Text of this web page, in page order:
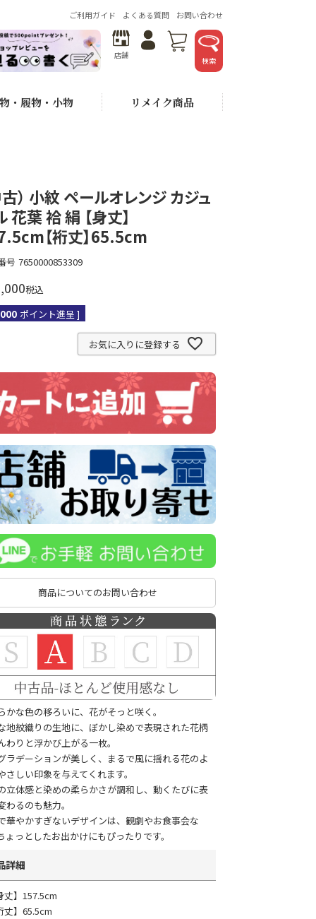
ご利用ガイド よくある質問 お問い合わせ
店舗
検索
・履物・小物 リメイク商品
古） 小紋 ペールオレンジ カジュ
花葉 袷 絹 【身丈】
【裄丈】65.5cm
号 7650000853309
税込
ポイント進呈 ]
お気に入りに登録する
商品についてのお問い合わせ
かな色の移ろいに、花がそっと咲く。
地紋織りの生地に、ぼかし染めで表現された花柄
わりと浮かび上がる一枚。
ラデーションが美しく、まるで風に揺れる花のよ
さしい印象を与えてくれます。
立体感と染めの柔らかさが調和し、動くたびに表
わるのも魅力。
華やかすぎないデザインは、観劇やお食事会な
ょっとしたお出かけにもぴったりです。
詳細
丈】157.5cm
丈】65.5cm